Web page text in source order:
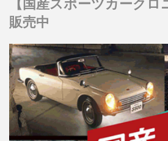
【国産スポーツカークロ
販売中